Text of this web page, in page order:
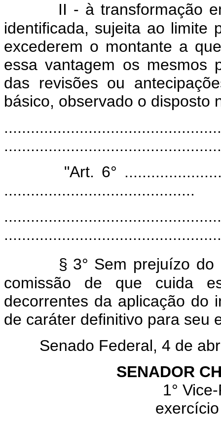
II - à transformação
identificada, sujeita ao limite
excederem o montante a
essa vantagem os mesmos
das revisões ou
básico, observado o disposto
"Art. 6°
...........................................
§ 3° Sem prejuízo
comissão de que cuida
decorrentes da aplicação do
de caráter definitivo para seu
Senado Federal, 4 de
SENADOR
1°